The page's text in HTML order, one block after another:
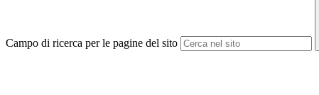
Campo di ricerca per le pagine del sito